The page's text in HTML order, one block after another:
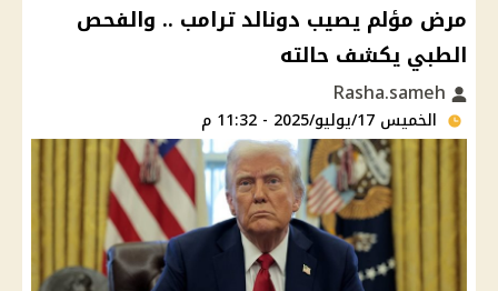
مرض مؤلم يصيب دونالد ترامب .. والفحص
الطبي يكشف حالته
الخميس 17/يوليو/2025 - 11:32 م